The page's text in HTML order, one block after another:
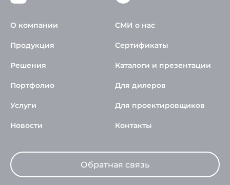
О компании
Продукция
Решения
Портфолио
Услуги
Новости
СМИ о нас
Сертификаты
Каталоги и презентации
Для дилеров
Для проектировщиков
Контакты
Обратная связь